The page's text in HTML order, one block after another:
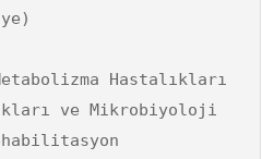
Hastalıkları
ve Mikrobiyoloji